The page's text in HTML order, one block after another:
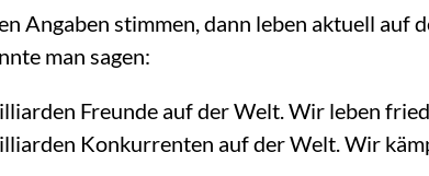
Angaben stimmen, dann leben aktuell auf
man sagen:
Freunde auf der Welt. Wir leben
Konkurrenten auf der Welt. Wir